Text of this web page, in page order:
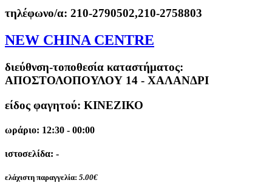
τηλέφωνο/α: 210-2790502,210-2758803
NEW CHINA CENTRE
διεύθνση-τοποθεσία καταστήματος:
ΑΠΟΣΤΟΛΟΠΟΥΛΟΥ 14 - ΧΑΛΑΝΔΡΙ
είδος φαγητού: ΚΙΝΕΖΙΚΟ
ωράριο: 12:30 - 00:00
ιστοσελίδα: -
ελάχιστη παραγγελία: 5.00€